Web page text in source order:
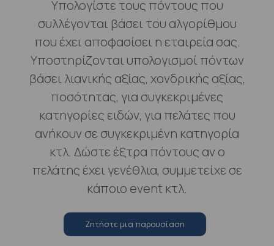
Υπολογίστε τους πόντους που
συλλέγονται βάσει του αλγορίθμου
που έχει αποφασίσει η εταιρεία σας.
Υποστηρίζονται υπολογισμοί πόντων
βάσει λιανικής αξίας, χονδρικής αξίας,
ποσότητας, για συγκεκριμένες
κατηγορίες ειδών, για πελάτες που
ανήκουν σε συγκεκριμένη κατηγορία
κτλ. Δώστε έξτρα πόντους αν ο
πελάτης έχει γενέθλια, συμμετείχε σε
κάποιο event κτλ.
Zητήστε μια παρουσίαση